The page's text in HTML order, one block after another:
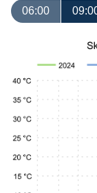
06:00